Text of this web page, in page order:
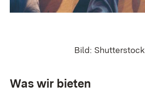
Bild: Shutterstock
Was wir bieten